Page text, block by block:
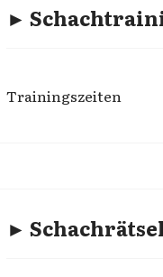
►
Trainingszeiten
►